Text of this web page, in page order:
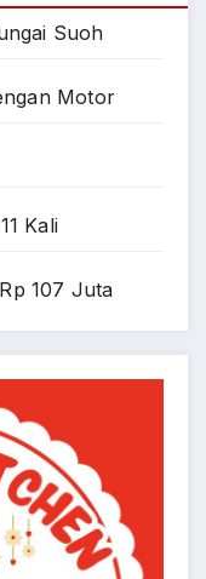
Suoh
Motor
Kali
107 Juta